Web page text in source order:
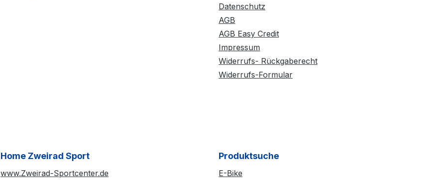
Datenschutz
AGB
AGB Easy Credit
Impressum
Widerrufs- Rückgaberecht
Widerrufs-Formular
Home Zweirad Sport
www.Zweirad-Sportcenter.de
Produktsuche
E-Bike